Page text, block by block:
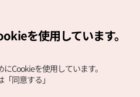
を使用しています。
Cookieを使用しています。
同意する」